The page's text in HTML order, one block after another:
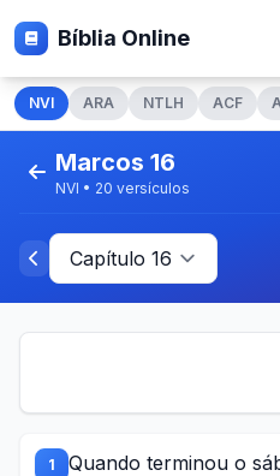
Bíblia Online
NVI ARA NTLH ACF
Marcos 16
NVI • 20 versículos
1
Quando terminou o